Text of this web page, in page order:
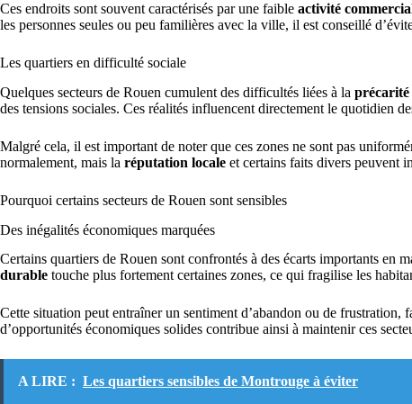
Ces endroits sont souvent caractérisés par une faible activité
les personnes seules ou peu familières avec la ville, il est conseillé
Les quartiers en difficulté sociale
Quelques secteurs de Rouen cumulent des difficultés liées à la précarité
des tensions sociales. Ces réalités influencent directement le quotidien
Malgré cela, il est important de noter que ces zones ne sont pas
normalement, mais la réputation locale et certains faits divers peuvent
Pourquoi certains secteurs de Rouen sont sensibles
Des inégalités économiques marquées
Certains quartiers de Rouen sont confrontés à des écarts importants en
durable touche plus fortement certaines zones, ce qui fragilise les
Cette situation peut entraîner un sentiment d’abandon ou de frustration,
d’opportunités économiques solides contribue ainsi à maintenir ces
A LIRE : Les quartiers sensibles de Montrouge à éviter